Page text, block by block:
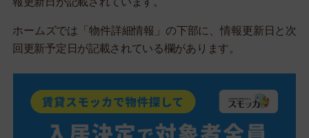
ホームズでは「物件詳細情報」の下部に、情報更新日と次
回更新予定日が記載されている欄があります。